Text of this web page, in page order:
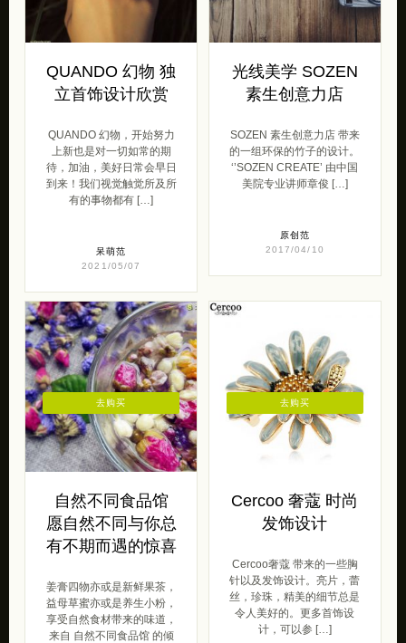
QUANDO 幻物 独
立首饰设计欣赏
QUANDO 幻物，开始努力
上新也是对一切如常的期
待，加油，美好日常会早日
到来！我们视觉触觉所及所
有的事物都有 […]
呆萌范
2021/05/07
光线美学 SOZEN
素生创意力店
SOZEN 素生创意力店 带来
的一组环保的竹子的设计。
‘’SOZEN CREATE’ 由中国
美院专业讲师章俊 […]
原创范
2017/04/10
自然不同食品馆
愿自然不同与你总
有不期而遇的惊喜
姜膏四物亦或是新鲜果茶，
益母草蜜亦或是养生小粉，
享受自然食材带来的味道，
来自 自然不同食品馆 的倾
去购买
Cercoo 奢蔻 时尚
发饰设计
Cercoo奢蔻 带来的一些胸
针以及发饰设计。亮片，蕾
丝，珍珠，精美的细节总是
令人美好的。更多首饰设
计，可以参 […]
去购买